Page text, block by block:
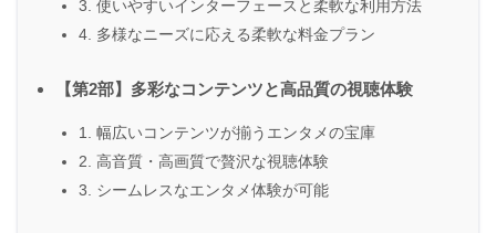
3. 使いやすいインターフェースと柔軟な利用方法
4. 多様なニーズに応える柔軟な料金プラン
【第2部】多彩なコンテンツと高品質の視聴体験
1. 幅広いコンテンツが揃うエンタメの宝庫
2. 高音質・高画質で贅沢な視聴体験
3. シームレスなエンタメ体験が可能